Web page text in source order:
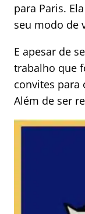
:
para Paris.
seu modo de
E apesar de
trabalho que
convites para
Além de ser